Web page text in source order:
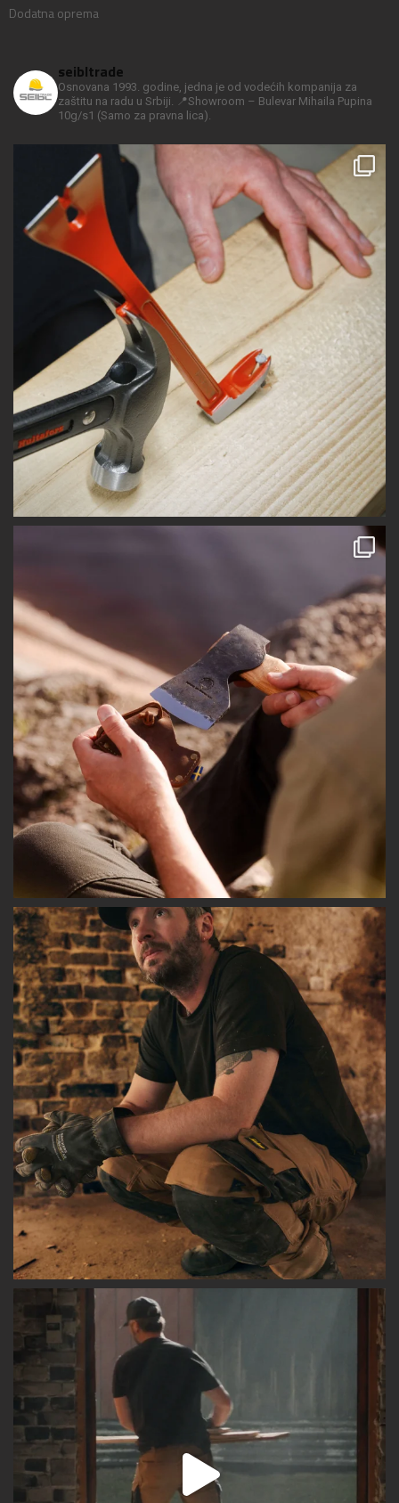
Dodatna oprema
seibltrade
Osnovana 1993. godine, jedna je od vodećih kompanija za
zaštitu na radu u Srbiji.
📍Showroom – Bulevar Mihaila Pupina
10g/s1 (Samo za pravna lica).